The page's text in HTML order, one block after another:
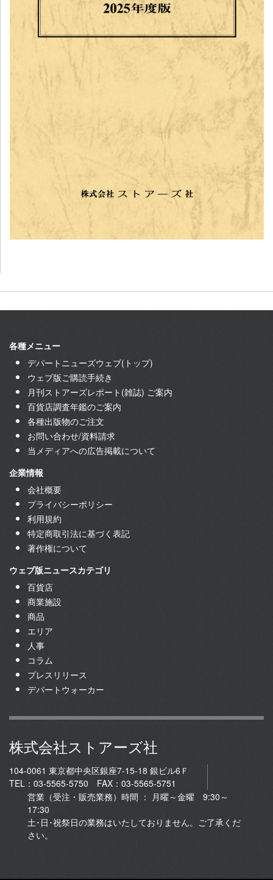
各種メニュー
デパートニューズウェブ(トップ)
ウェブ版ご購読手続き
月刊ストアーズレポート(雑誌) ご案内
百貨店調査年鑑のご案内
各種出版物のご注文
お問い合わせ/資料請求
当メディアへの広告掲載について
企業情報
会社概要
プライバシーポリシー
利用規約
特定商取引法に基づく表記
著作権について
ウェブ版ニュースカテゴリ
百貨店
商業施設
商品
エリア
人事
コラム
プレスリリース
デパートウォーカー
株式会社ストアーズ社
104-0061 東京都中央区銀座7-15-18 銀ビル6Ｆ
TEL：03-5565-5750 FAX：03-5565-5751
営業（受注・販売業務）時間 ： 月曜～金曜 9:30～
17:30
土･日･祝祭日の業務はいたしておりません。ご了承くだ
さい。